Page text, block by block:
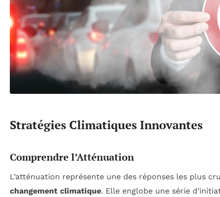
Stratégies Climatiques Innovantes
Comprendre l’Atténuation
L’atténuation représente une des réponses les plus
changement climatique. Elle englobe une série